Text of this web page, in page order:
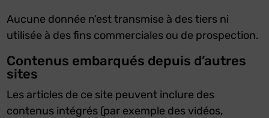
Aucune donnée n’est transmise à des tiers ni
utilisée à des fins commerciales ou de prospection.
Contenus embarqués depuis d’autres
sites
Les articles de ce site peuvent inclure des
contenus intégrés (par exemple des vidéos,